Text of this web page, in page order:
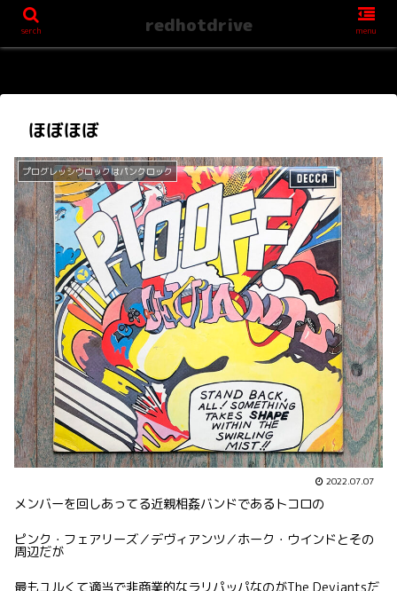
ほぼほぼ
プログレッシヴロックはパンクロック
2022.07.07
メンバーを回しあってる近親相姦バンドであるトコロの
ピンク・フェアリーズ／デヴィアンツ／ホーク・ウインドとその
周辺だが
serch redhotdrive menu